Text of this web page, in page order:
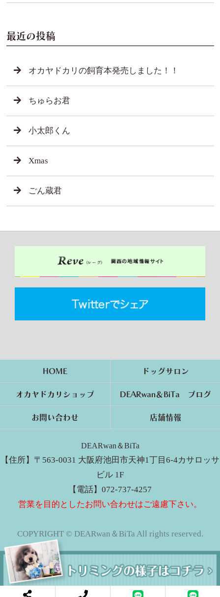
最近の投稿
オカヤドカリの飼育本発売しました！！
ちゅらお君
小太郎くん
Xmas
ごん蔵君
HOME ドッグサロン
オカヤドカリショップ DEARwan＆BiTa ブログ
お問い合わせ 店舗情報
DEARwan＆BiTa
【住所】〒563-0031 大阪府池田市天神1丁目6-4カサロッサ
ビル 1F
【電話】072-737-4257
営業を目的としたお問い合わせはご遠慮下さい。
COPYRIGHT © DEARwan＆BiTa All rights reserved.